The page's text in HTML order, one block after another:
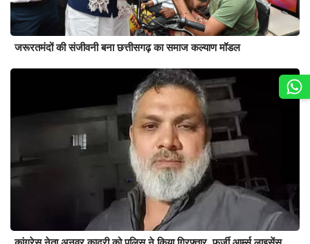
जरूरतमंदों की संजीवनी बना छत्तीसगढ़ का समाज कल्याण मॉडल